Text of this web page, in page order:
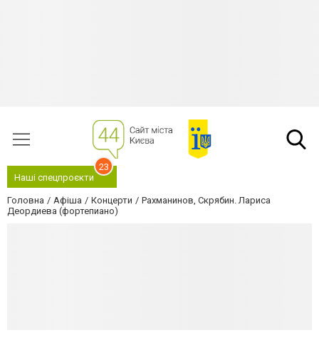
Наші спецпроєкти
23
Головна Афіша Концерти
Рахманинов, Скрябин. Лариса
Деордиева (фортепиано)